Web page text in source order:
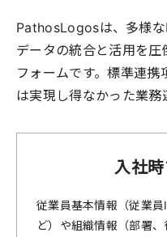
PathosLogosは、多様
データの統合と活用を
フォームです。標準連
は実現し得なかった業務
入社
従業員基本情報（従業
ど）や組織情報（部署